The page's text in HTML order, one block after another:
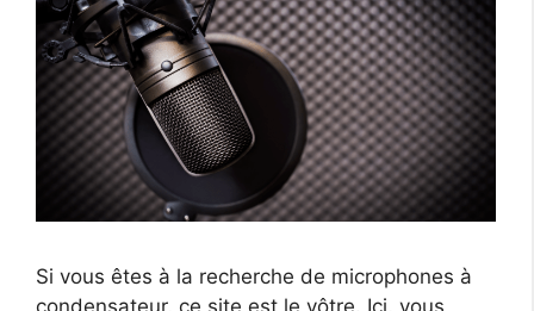
Si vous êtes à la recherche de microphones à